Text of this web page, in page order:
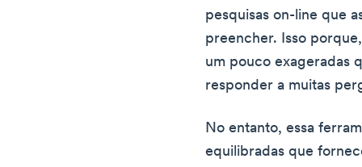
pesquisas on-line que
preencher. Isso
um pouco exageradas
responder a muitas
No entanto, essa
equilibradas que